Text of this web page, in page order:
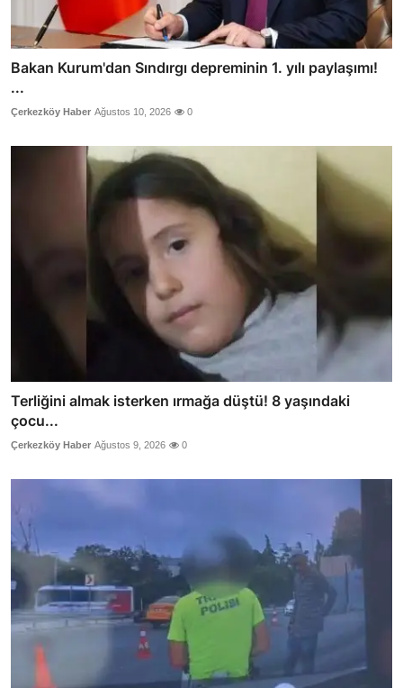
Bakan Kurum'dan Sındırgı depreminin 1. yılı paylaşımı!
...
Çerkezköy Haber Ağustos 10, 2026 0
Terliğini almak isterken ırmağa düştü! 8 yaşındaki
çocu...
Çerkezköy Haber Ağustos 9, 2026 0